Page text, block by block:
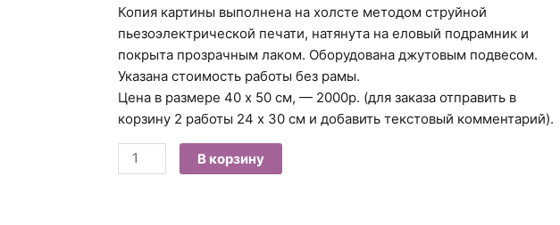
Копия картины выполнена на холсте методом струйной
пьезоэлектрической печати, натянута на еловый подрамник и
покрыта прозрачным лаком. Оборудована джутовым подвесом.
Указана стоимость работы без рамы.
Цена в размере 40 х 50 см, — 2000р. (для заказа отправить в
корзину 2 работы 24 х 30 см и добавить текстовый комментарий).
Количество
товара
В корзину